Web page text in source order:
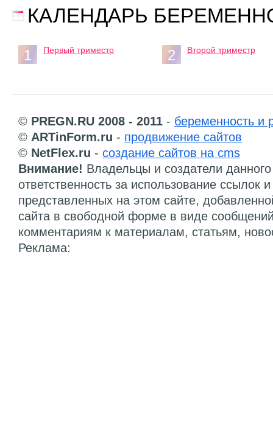
КАЛЕНДАРЬ
1 Первый триместр 2 Второй триместр
© PREGN.RU 2008 - 2011 - беременность и
© ARTinForm.ru - продвижение сайтов
© NetFlex.ru - создание сайтов на cms
Внимание! Владельцы и создатели
ответственность за использование ссылок
представленных на этом сайте,
сайта в свободной форме в виде
комментариям к материалам, статьям,
Реклама: